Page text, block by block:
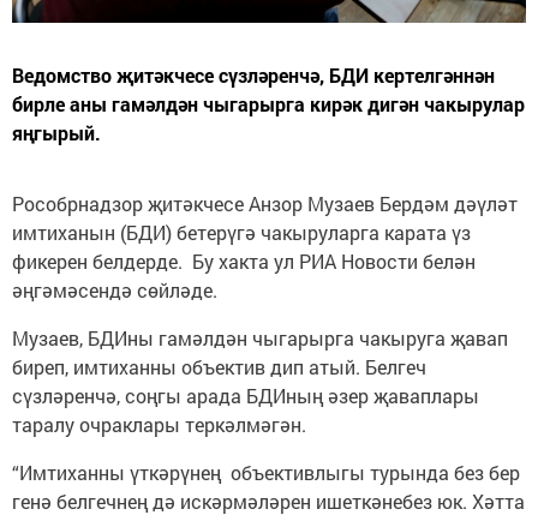
Ведомство җитәкчесе сүзләренчә, БДИ кертелгәннән
бирле аны гамәлдән чыгарырга кирәк дигән чакырулар
яңгырый.
Рособрнадзор җитәкчесе Анзор Музаев Бердәм дәүләт
имтиханын (БДИ) бетерүгә чакыруларга карата үз
фикерен белдерде. Бу хакта ул РИА Новости белән
әңгәмәсендә сөйләде.
Музаев, БДИны гамәлдән чыгарырга чакыруга җавап
биреп, имтиханны объектив дип атый. Белгеч
сүзләренчә, соңгы арада БДИның әзер җаваплары
таралу очраклары теркәлмәгән.
“Имтиханны үткәрүнең объективлыгы турында без бер
генә белгечнең дә искәрмәләрен ишеткәнебез юк. Хәтта